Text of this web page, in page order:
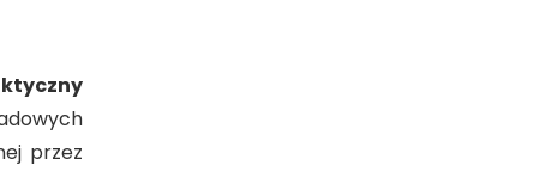
przez